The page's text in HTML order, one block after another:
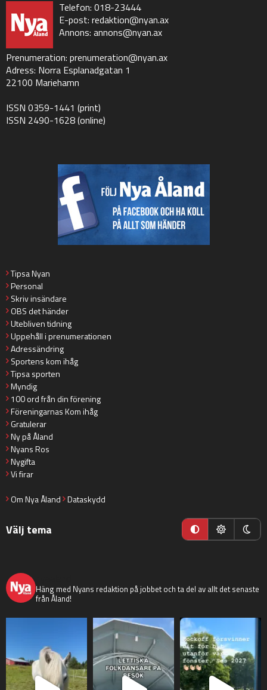
Telefon: 018-23444
E-post: redaktion@nyan.ax
Annons: annons@nyan.ax
Prenumeration: prenumeration@nyan.ax
Adress: Norra Esplanadgatan 1
22100 Mariehamn
ISSN 0359-1441 (print)
ISSN 2490-1628 (online)
Tipsa Nyan
Personal
Skriv insändare
OBS det händer
Utebliven tidning
Uppehåll i prenumerationen
Adressändring
Sportens kom ihåg
Tipsa sporten
Myndig
100 ord från din förening
Föreningarnas Kom ihåg
Gratulerar
Ny på Åland
Nyans Ros
Nygifta
Vi firar
Om Nya Åland Dataskydd
Välj tema
Häng med Nyans redaktion på jobbet och ta del av allt det senaste
från Åland!